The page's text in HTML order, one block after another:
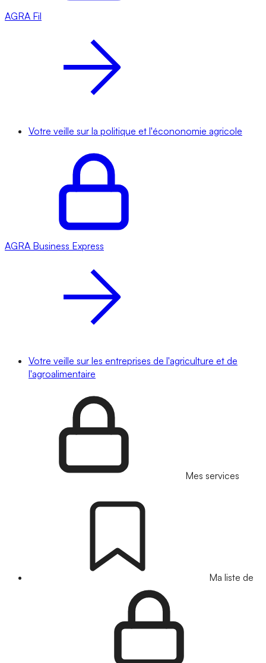
AGRA Fil
Votre veille sur la politique et l'écononomie agricole
AGRA Business Express
Votre veille sur les entreprises de l'agriculture et de
l'agroalimentaire
Mes services
Ma liste de